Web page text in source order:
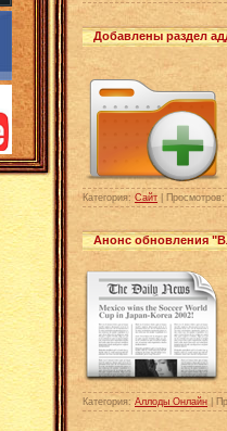
Добавлены раздел
Категория: Сайт |
Анонс обновления
Категория: Аллоды Онлайн |